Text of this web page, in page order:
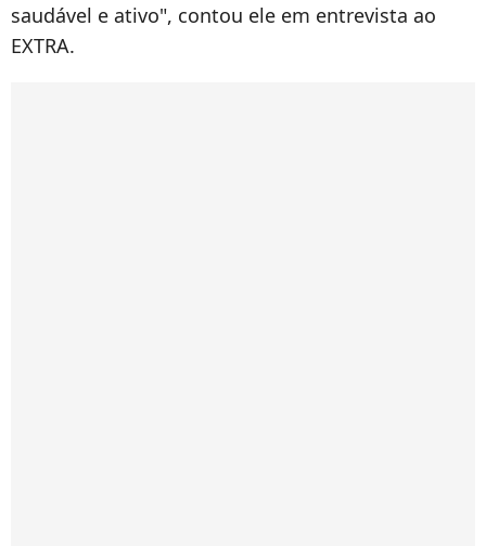
saudável e ativo", contou ele em entrevista ao
EXTRA.